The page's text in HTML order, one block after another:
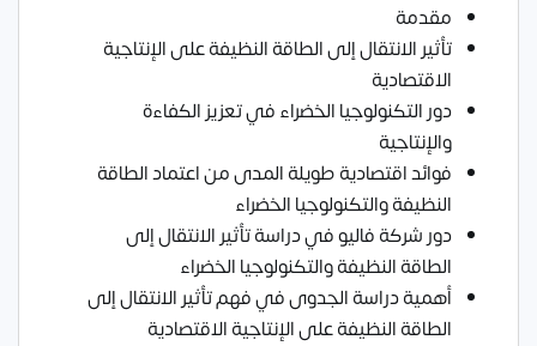
مقدمة
تأثير الانتقال إلى الطاقة النظيفة على الإنتاجية
الاقتصادية
دور التكنولوجيا الخضراء في تعزيز الكفاءة
والإنتاجية
فوائد اقتصادية طويلة المدى من اعتماد الطاقة
النظيفة والتكنولوجيا الخضراء
دور شركة فاليو في دراسة تأثير الانتقال إلى
الطاقة النظيفة والتكنولوجيا الخضراء
أهمية دراسة الجدوى في فهم تأثير الانتقال إلى
الطاقة النظيفة على الإنتاجية الاقتصادية